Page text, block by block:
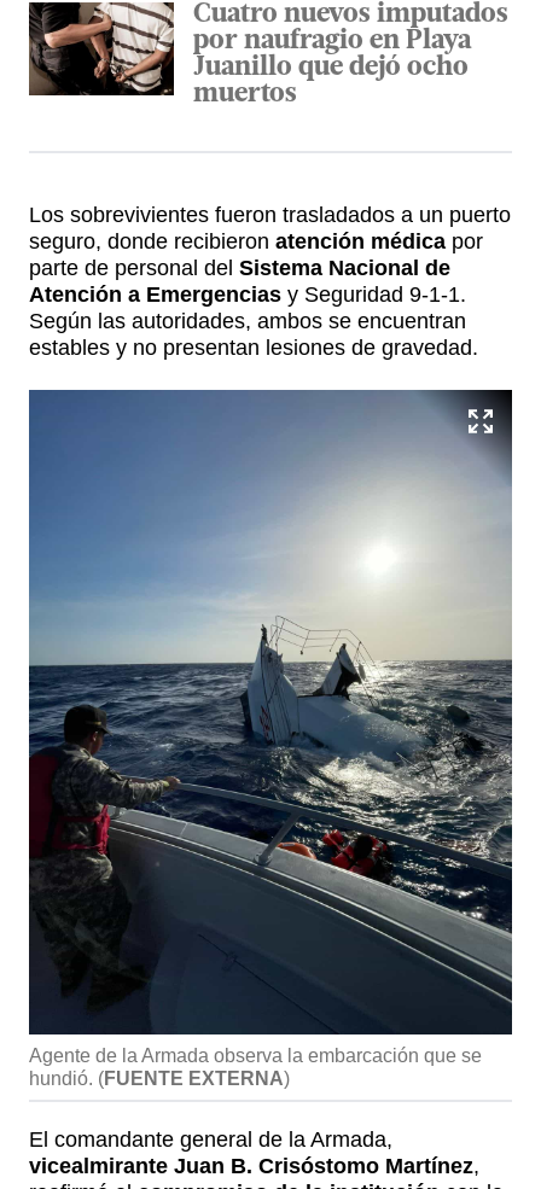
Cuatro nuevos imputados
por naufragio en Playa
Juanillo que dejó ocho
muertos
Los sobrevivientes fueron trasladados a un puerto
seguro, donde recibieron atención médica por
parte de personal del Sistema Nacional de
Atención a Emergencias y Seguridad 9-1-1.
Según las autoridades, ambos se encuentran
estables y no presentan lesiones de gravedad.
Agente de la Armada observa la embarcación que se
hundió. (FUENTE EXTERNA)
El comandante general de la Armada,
vicealmirante Juan B. Crisóstomo Martínez,